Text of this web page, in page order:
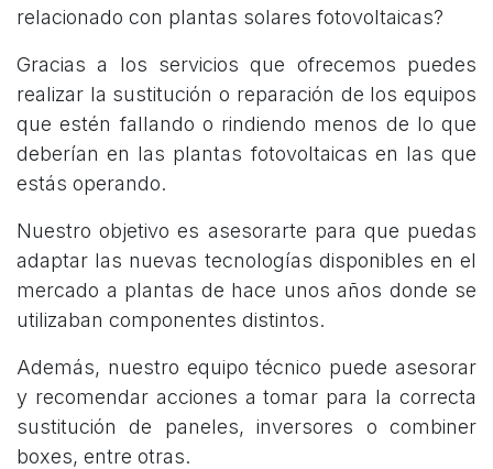
relacionado con plantas solares fotovoltaicas?
Gracias a los servicios que ofrecemos puedes
realizar la sustitución o reparación de los equipos
que estén fallando o rindiendo menos de lo que
deberían en las plantas fotovoltaicas en las que
estás operando.
Nuestro objetivo es asesorarte para que puedas
adaptar las nuevas tecnologías disponibles en el
mercado a plantas de hace unos años donde se
utilizaban componentes distintos.
Además, nuestro equipo técnico puede asesorar
y recomendar acciones a tomar para la correcta
sustitución de paneles, inversores o combiner
boxes, entre otras.